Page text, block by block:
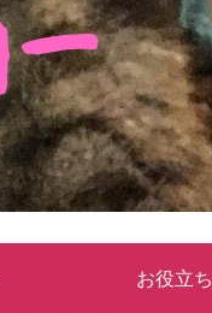
お役立ち